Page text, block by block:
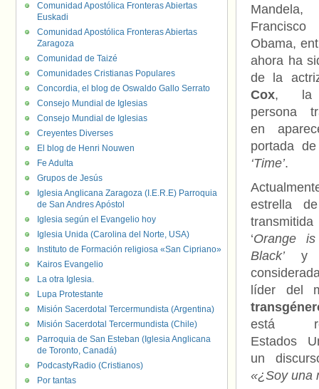
Obama,
ahora ha
de la
Cox, la
persona
en
portada
‘Time’.
estrella
‘Orange
Black’ y
líder del
está
Estados
un
«¿Soy una
Comunidad Apostólica Fronteras Abiertas
Euskadi
Comunidad Apostólica Fronteras Abiertas
Zaragoza
Comunidad de Taizé
Comunidades Cristianas Populares
Concordia, el blog de Oswaldo Gallo Serrato
Consejo Mundial de Iglesias
Consejo Mundial de Iglesias
Creyentes Diverses
El blog de Henri Nouwen
Fe Adulta
Grupos de Jesús
Iglesia Anglicana Zaragoza (I.E.R.E) Parroquia
de San Andres Apóstol
Iglesia según el Evangelio hoy
Iglesia Unida (Carolina del Norte, USA)
Instituto de Formación religiosa «San Cipriano»
Kairos Evangelio
La otra Iglesia.
Lupa Protestante
Misión Sacerdotal Tercermundista (Argentina)
Misión Sacerdotal Tercermundista (Chile)
Parroquia de San Esteban (Iglesia Anglicana
de Toronto, Canadá)
PodcastyRadio (Cristianos)
Por tantas